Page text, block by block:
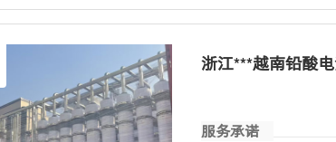
浙江***越南铅酸
服务承诺